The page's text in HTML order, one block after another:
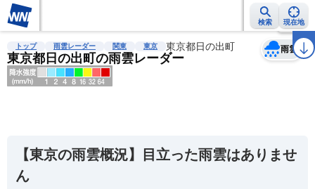
検索 現在地
雨雲レーダー 台風情報 地震情報 警報・注意報 2週間天気 ラ
トップ 雨雲レーダー 関東 東京 東京都日の出町
東京都日の出町の雨雲レーダー
雨雲
天気 台風
【東京の雨雲概況】目立った雨雲はありませ
ん